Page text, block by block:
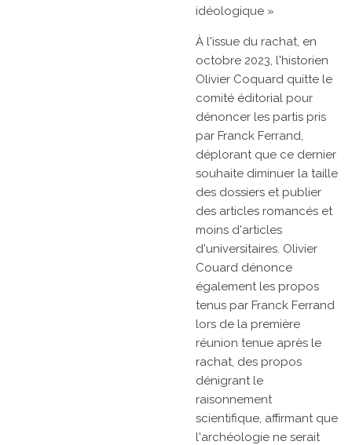
idéologique »
À l'issue du rachat, en
octobre 2023, l'historien
Olivier Coquard quitte le
comité éditorial pour
dénoncer les partis pris
par Franck Ferrand,
déplorant que ce dernier
souhaite diminuer la taille
des dossiers et publier
des articles romancés et
moins d'articles
d'universitaires. Olivier
Couard dénonce
également les propos
tenus par Franck Ferrand
lors de la première
réunion tenue après le
rachat, des propos
dénigrant le
raisonnement
scientifique, affirmant que
l'archéologie ne serait